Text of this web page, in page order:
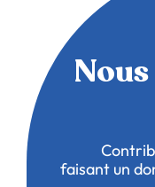
faisant un